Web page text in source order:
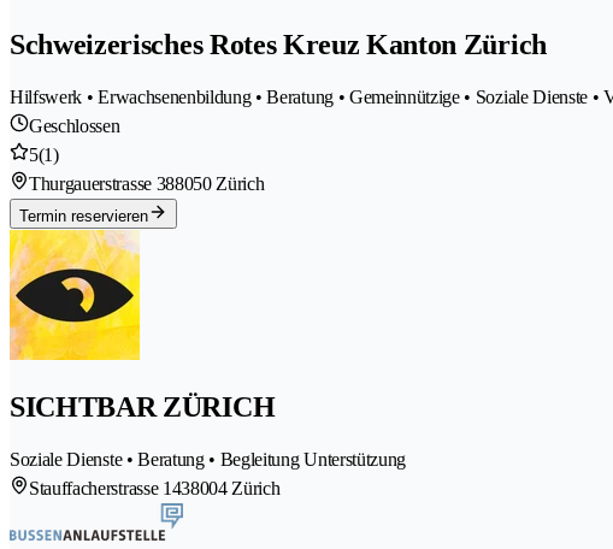
Schweizerisches Rotes Kreuz Kanton Zürich
Hilfswerk • Erwachsenenbildung • Beratung • Gemeinnützige • Soziale Dienste •
Geschlossen
5(1)
Thurgauerstrasse 388050 Zürich
Termin reservieren
SICHTBAR ZÜRICH
Soziale Dienste • Beratung • Begleitung Unterstützung
Stauffacherstrasse 1438004 Zürich